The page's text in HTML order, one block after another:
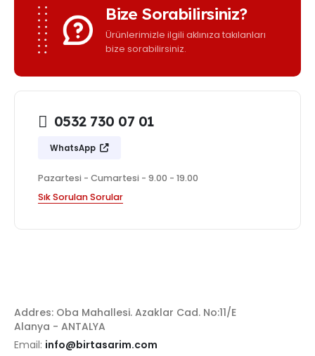
Bize Sorabilirsiniz?
Ürünlerimizle ilgili aklınıza takılanları
bize sorabilirsiniz.
0532 730 07 01
WhatsApp
Pazartesi - Cumartesi - 9.00 - 19.00
Sık Sorulan Sorular
Addres: Oba Mahallesi. Azaklar Cad. No:11/E
Alanya - ANTALYA
Email: info@birtasarim.com